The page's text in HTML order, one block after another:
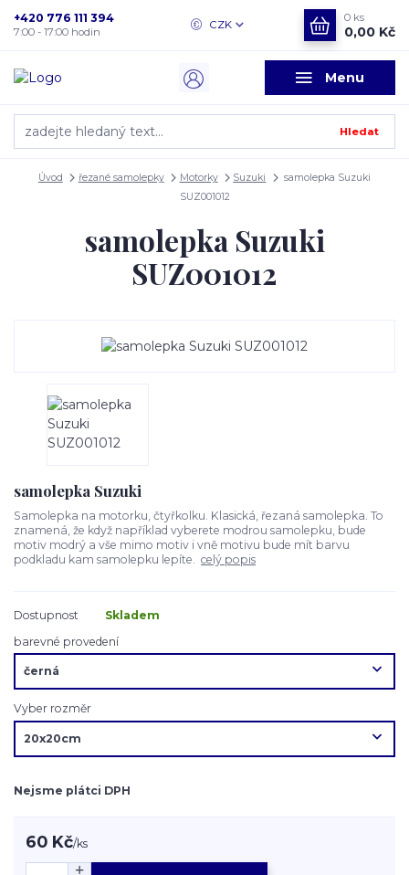
Menu
CZK
Hledat
+420 776 111 394
7:00 - 17:00 hodin
0 ks
0,00 Kč
Úvod řezané samolepky Motorky Suzuki
samolepka Suzuki
SUZ001012
samolepka Suzuki
SUZ001012
samolepka Suzuki
Samolepka na motorku, čtyřkolku. Klasická, řezaná samolepka. To
znamená, že když například vyberete modrou samolepku, bude
motiv modrý a vše mimo motiv i vně motivu bude mít barvu
podkladu kam samolepku lepíte. celý popis
Dostupnost
Skladem
barevné provedení
Vyber rozměr
Nejsme plátci DPH
60 Kč/ks